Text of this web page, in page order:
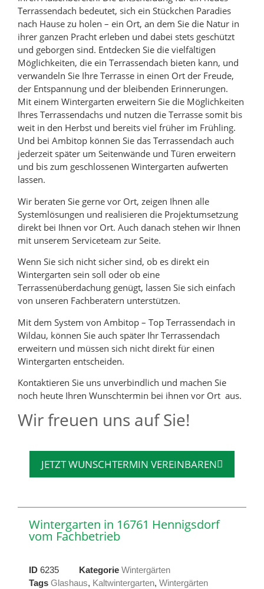
Terrassendach bedeutet, sich ein Stückchen Paradies
nach Hause zu holen – ein Ort, an dem Sie die Natur in
ihrer ganzen Pracht erleben und dabei stets geschützt
und geborgen sind. Entdecken Sie die vielfältigen
Möglichkeiten, die ein Terrassendach bieten kann, und
verwandeln Sie Ihre Terrasse in einen Ort der Freude,
der Entspannung und der bleibenden Erinnerungen.
Mit einem Wintergarten erweitern Sie die Möglichkeiten
Ihres Terrassendachs und nutzen die Terrasse somit bis
weit in den Herbst und bereits viel früher im Frühling.
Und bei Ambitop können Sie das Terrassendach auch
jederzeit später um Seitenwände und Türen erweitern
und bis zum geschlossenen Wintergarten aufwerten
lassen.
Wir beraten Sie gerne vor Ort, zeigen Ihnen alle
Systemlösungen und realisieren die Projektumsetzung
direkt bei Ihnen vor Ort. Auch danach stehen wir Ihnen
mit unserem Serviceteam zur Seite.
Wenn Sie sich nicht sicher sind, ob es direkt ein
Wintergarten sein soll oder ob eine
Terrassenüberdachung genügt, lassen Sie sich einfach
von unseren Fachberatern unterstützen.
Mit dem System von Ambitop – Top Terrassendach in
Wildau, können Sie auch später Ihr Terrassendach
erweitern und müssen sich nicht direkt für einen
Wintergarten entscheiden.
Kontaktieren Sie uns unverbindlich und machen Sie
noch heute Ihren Wunschtermin bei ihnen vor Ort aus.
Wir freuen uns auf Sie!
JETZT WUNSCHTERMIN VEREINBAREN
Wintergarten in 16761 Hennigsdorf
vom Fachbetrieb
ID 6235 Kategorie Wintergärten
Tags Glashaus, Kaltwintergarten, Wintergärten